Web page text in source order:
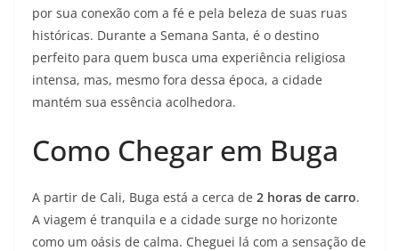
por sua conexão com a fé e pela beleza de suas ruas
históricas. Durante a Semana Santa, é o destino
perfeito para quem busca uma experiência religiosa
intensa, mas, mesmo fora dessa época, a cidade
mantém sua essência acolhedora.
Como Chegar em Buga
A partir de Cali, Buga está a cerca de 2 horas de carro.
A viagem é tranquila e a cidade surge no horizonte
como um oásis de calma. Cheguei lá com a sensação de